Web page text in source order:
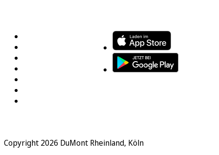
Copyright 2026 DuMont Rheinland, Köln